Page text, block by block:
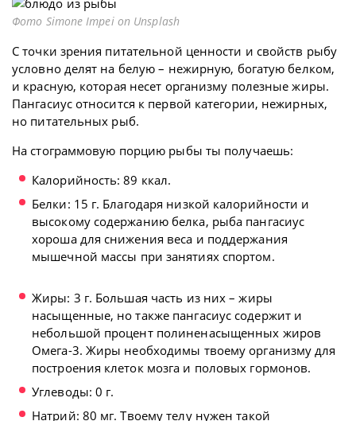
Фото Simone Impei on Unsplash
С точки зрения питательной ценности и свойств рыбу
условно делят на белую – нежирную, богатую белком,
и красную, которая несет организму полезные жиры.
Пангасиус относится к первой категории, нежирных,
но питательных рыб.
На стограммовую порцию рыбы ты получаешь:
Калорийность: 89 ккал.
Белки: 15 г. Благодаря низкой калорийности и
высокому содержанию белка, рыба пангасиус
хороша для снижения веса и поддержания
мышечной массы при занятиях спортом.
Жиры: 3 г. Большая часть из них – жиры
насыщенные, но также пангасиус содержит и
небольшой процент полиненасыщенных жиров
Омега-3. Жиры необходимы твоему организму для
построения клеток мозга и половых гормонов.
Углеводы: 0 г.
Натрий: 80 мг. Твоему телу нужен такой